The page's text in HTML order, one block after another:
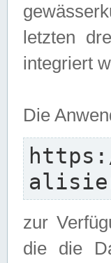
letzten
integriert
Die
zur
die die